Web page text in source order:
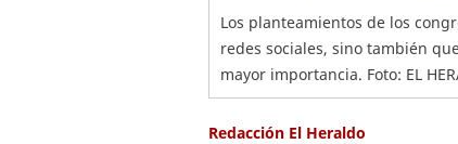
Los planteamientos de los
redes sociales, sino también
mayor importancia. Foto: EL
Redacción El Heraldo